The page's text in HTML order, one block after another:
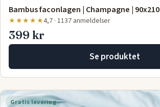
Bambus faconlagen | Champagne | 90x210
★★★★★4,7 · 1137 anmeldelser
399 kr
Se produktet
Gratis levering